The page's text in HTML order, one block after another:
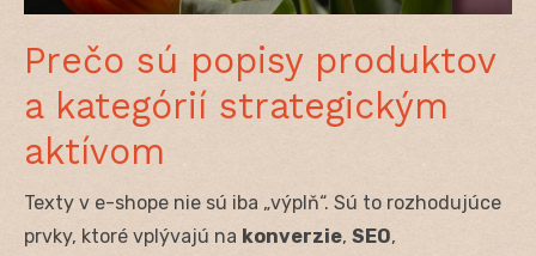
Prečo sú popisy produktov
a kategórií strategickým
aktívom
Texty v e-shope nie sú iba „výplň“. Sú to rozhodujúce
prvky, ktoré vplývajú na konverzie, SEO,